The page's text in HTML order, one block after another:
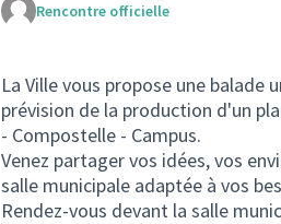
Rencontre officielle
La Ville vous propose une
prévision de la production d'un
- Compostelle - Campus.
Venez partager vos idées, vos
salle municipale adaptée à vos
Rendez-vous devant la salle